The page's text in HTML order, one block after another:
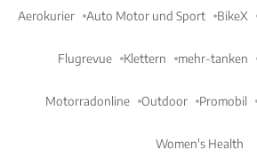
Aerokurier Auto Motor und Sport BikeX
Flugrevue Klettern mehr-tanken
Motorradonline Outdoor Promobil
Women's Health